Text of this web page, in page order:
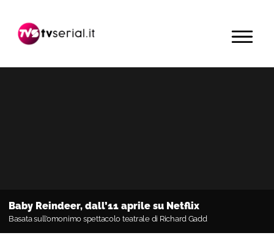
navigazione
contenuto
barra
primaria
MENU
Baby Reindeer, dall’11 aprile su Netflix
Basata sull’omonimo spettacolo teatrale di Richard Gadd